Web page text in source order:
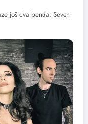
još dva benda: Seven